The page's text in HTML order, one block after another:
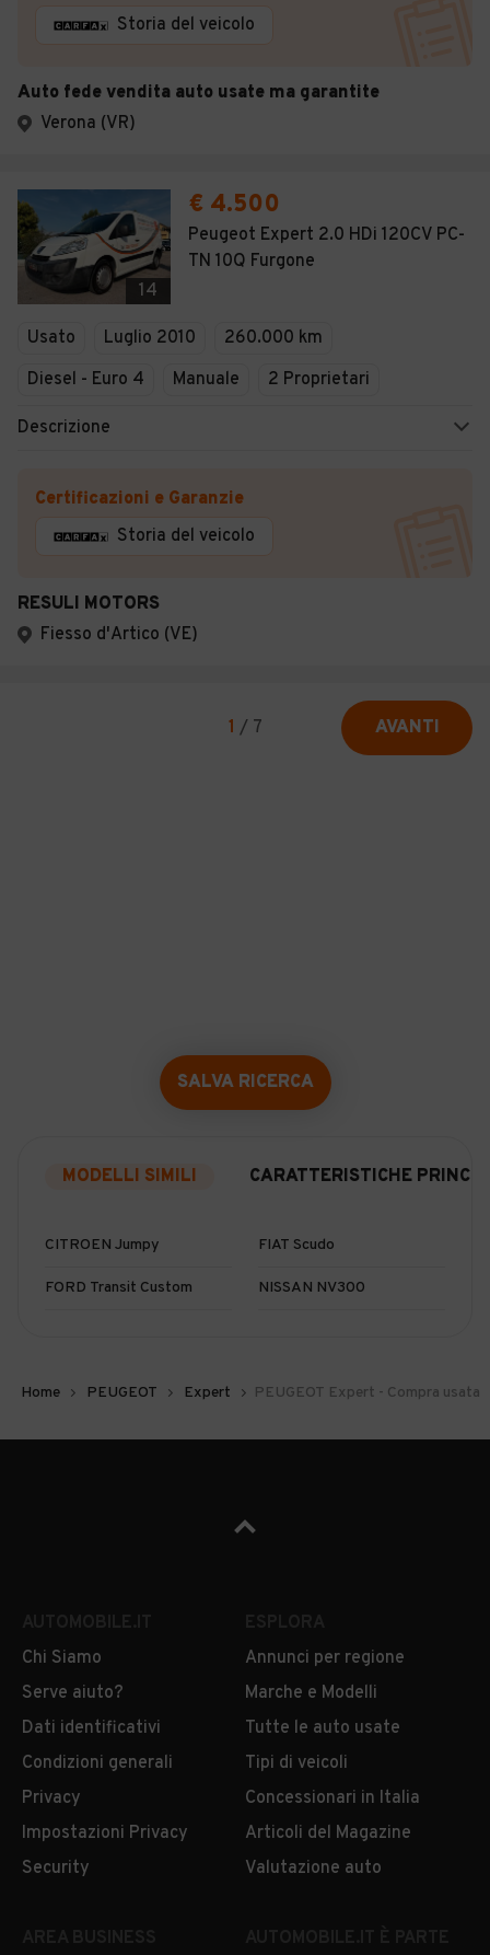
Storia del veicolo
Auto fede vendita auto usate ma garantite
Verona (VR)
14
€ 4.500
Peugeot Expert 2.0 HDi 120CV PC-
TN 10Q Furgone
Usato Luglio 2010
260.000 km
Diesel - Euro 4
Manuale 2 Proprietari
Descrizione
Certificazioni e Garanzie
Storia del veicolo
RESULI MOTORS
Fiesso d'Artico (VE)
1 / 7 AVANTI
SALVA RICERCA
MODELLI SIMILI CARATTERISTICHE
CITROEN Jumpy FIAT Scudo
FORD Transit Custom NISSAN NV300
Home PEUGEOT Expert PEUGEOT Expert - Compra usata
Chi Siamo
Serve aiuto?
Dati identificativi
Condizioni generali
Privacy
Impostazioni Privacy
Security
Annunci per regione
Marche e Modelli
Tutte le auto usate
Tipi di veicoli
Concessionari in Italia
Articoli del Magazine
Valutazione auto